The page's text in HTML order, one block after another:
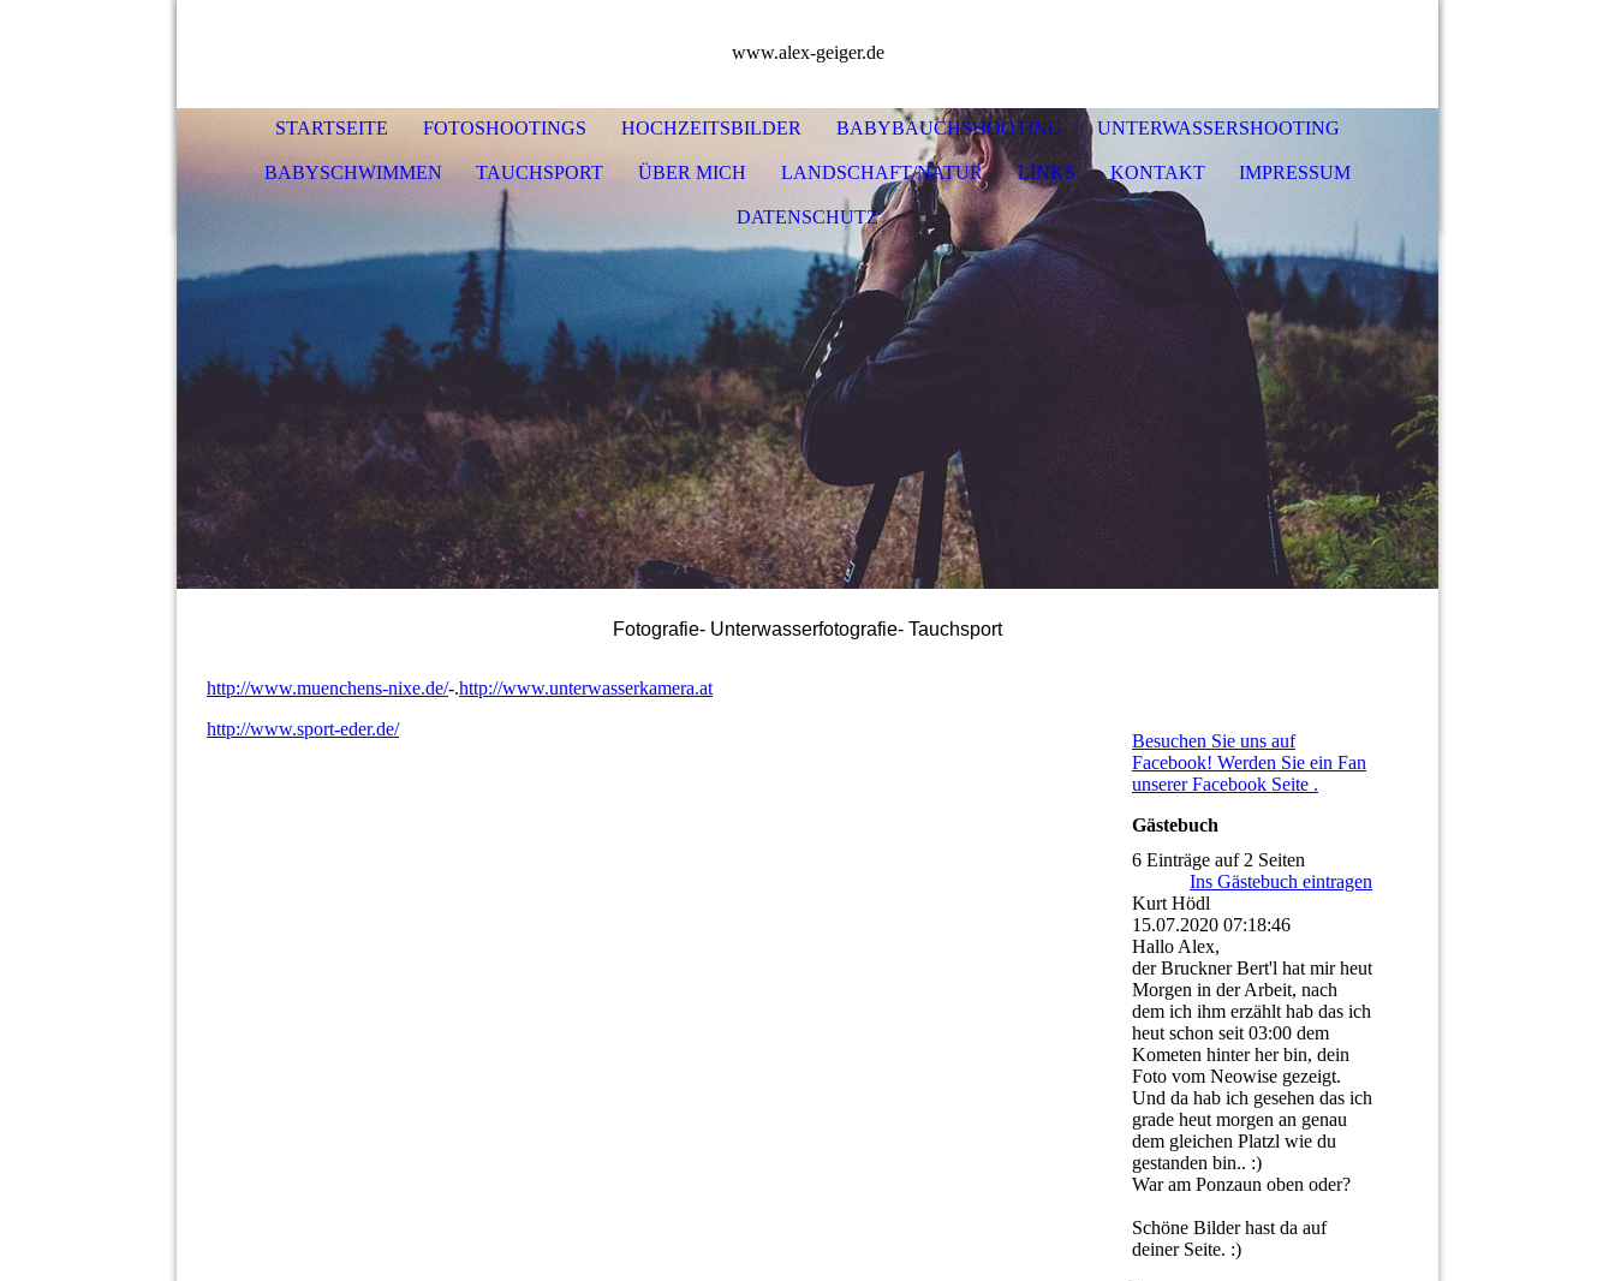
www.alex-geiger.de
STARTSEITE FOTOSHOOTINGS HOCHZEITSBILDER BABYBAUCHSHOOTING UNTERWASSERSHOOTING
BABYSCHWIMMEN TAUCHSPORT ÜBER MICH LANDSCHAFT/NATUR LINKS KONTAKT IMPRESSUM
DATENSCHUTZ
Fotografie- Unterwasserfotografie- Tauchsport
http://www.muenchens-nixe.de/-.http://www.unterwasserkamera.at
http://www.sport-eder.de/
Besuchen Sie uns auf
Facebook! Werden Sie ein Fan
unserer Facebook Seite .
Gästebuch
6 Einträge auf 2 Seiten
Ins Gästebuch eintragen
Kurt Hödl
15.07.2020 07:18:46
Hallo Alex,
der Bruckner Bert'l hat mir heut
Morgen in der Arbeit, nach
dem ich ihm erzählt hab das ich
heut schon seit 03:00 dem
Kometen hinter her bin, dein
Foto vom Neowise gezeigt.
Und da hab ich gesehen das ich
grade heut morgen an genau
dem gleichen Platzl wie du
gestanden bin.. :)
War am Ponzaun oben oder?
Schöne Bilder hast da auf
deiner Seite. :)